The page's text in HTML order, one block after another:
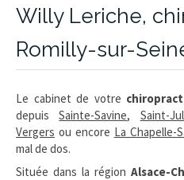
Willy Leriche,
Romilly-sur-
Le cabinet de votre
depuisSainte-Savine, Saint-
Vergers ou encore La Chapelle-
mal de dos.
Située dans la région Alsace-